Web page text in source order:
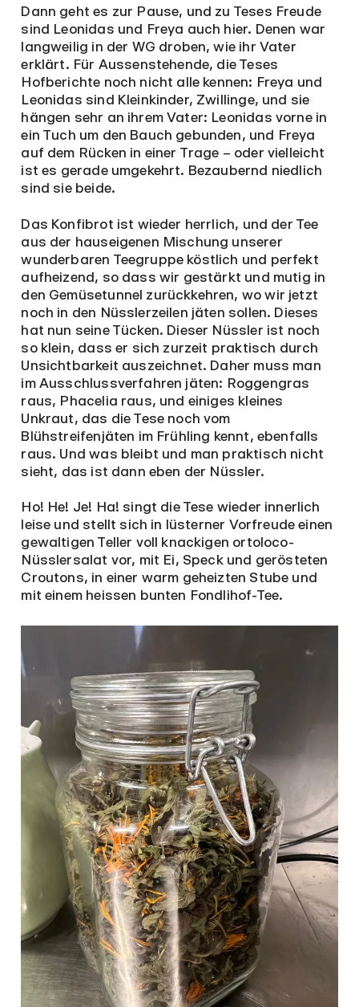
Dann geht es zur Pause, und zu Teses Freude
sind Leonidas und Freya auch hier. Denen war
langweilig in der WG droben, wie ihr Vater
erklärt. Für Aussenstehende, die Teses
Hofberichte noch nicht alle kennen: Freya und
Leonidas sind Kleinkinder, Zwillinge, und sie
hängen sehr an ihrem Vater: Leonidas vorne in
ein Tuch um den Bauch gebunden, und Freya
auf dem Rücken in einer Trage – oder vielleicht
ist es gerade umgekehrt. Bezaubernd niedlich
sind sie beide.
Das Konfibrot ist wieder herrlich, und der Tee
aus der hauseigenen Mischung unserer
wunderbaren Teegruppe köstlich und perfekt
aufheizend, so dass wir gestärkt und mutig in
den Gemüsetunnel zurückkehren, wo wir jetzt
noch in den Nüsslerzeilen jäten sollen. Dieses
hat nun seine Tücken. Dieser Nüssler ist noch
so klein, dass er sich zurzeit praktisch durch
Unsichtbarkeit auszeichnet. Daher muss man
im Ausschlussverfahren jäten: Roggengras
raus, Phacelia raus, und einiges kleines
Unkraut, das die Tese noch vom
Blühstreifenjäten im Frühling kennt, ebenfalls
raus. Und was bleibt und man praktisch nicht
sieht, das ist dann eben der Nüssler.
Ho! He! Je! Ha! singt die Tese wieder innerlich
leise und stellt sich in lüsterner Vorfreude einen
gewaltigen Teller voll knackigen ortoloco-
Nüsslersalat vor, mit Ei, Speck und gerösteten
Croutons, in einer warm geheizten Stube und
mit einem heissen bunten Fondlihof-Tee.